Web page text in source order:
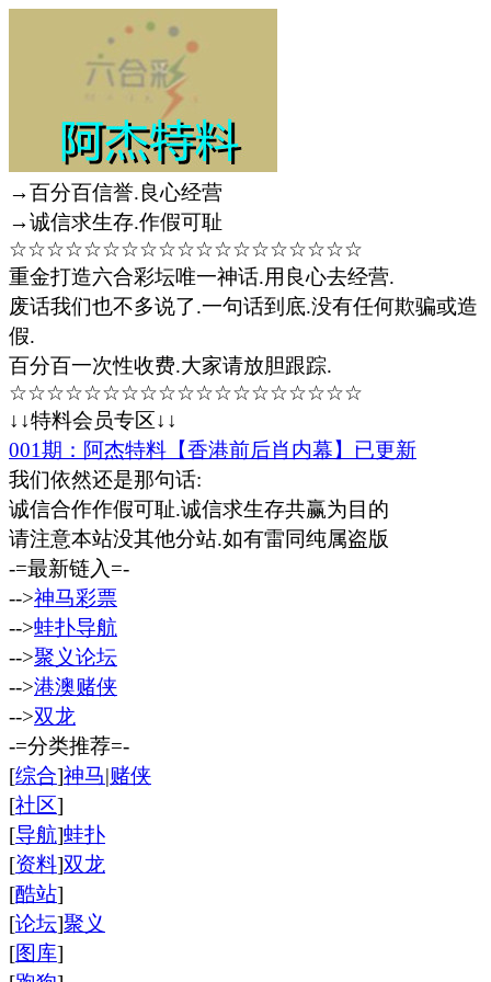
→百分百信誉.良心经营
→诚信求生存.作假可耻
☆☆☆☆☆☆☆☆☆☆☆☆☆☆☆☆☆☆☆
重金打造六合彩坛唯一神话.用良心去经营.
废话我们也不多说了.一句话到底.没有任何欺骗或造
假.
百分百一次性收费.大家请放胆跟踪.
☆☆☆☆☆☆☆☆☆☆☆☆☆☆☆☆☆☆☆
↓↓特料会员专区↓↓
001期：阿杰特料【香港前后肖内幕】已更新
我们依然还是那句话:
诚信合作作假可耻.诚信求生存共赢为目的
请注意本站没其他分站.如有雷同纯属盗版
-=最新链入=-
-->神马彩票
-->蛙扑导航
-->聚义论坛
-->港澳赌侠
-->双龙
-=分类推荐=-
[综合]神马|赌侠
[社区]
[导航]蛙扑
[资料]双龙
[酷站]
[论坛]聚义
[图库]